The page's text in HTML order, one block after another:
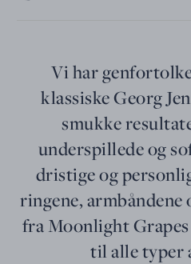
Vi har
klassiske Georg
smukke
underspillede og
dristige og
ringene,
fra Moonlight
til alle typer